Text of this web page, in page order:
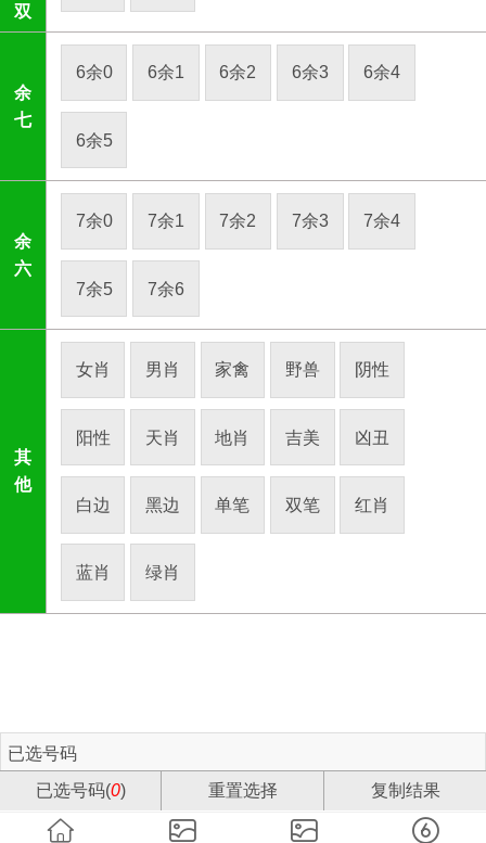
双
余
七
6余0 6余1 6余2 6余3 6余4
6余5
余
六
7余0 7余1 7余2 7余3 7余4
7余5 7余6
其
他
女肖 男肖 家禽 野兽 阴性
阳性 天肖 地肖 吉美 凶丑
白边 黑边 单笔 双笔 红肖
蓝肖 绿肖
已选号码
已选号码(0) 重置选择 复制结果